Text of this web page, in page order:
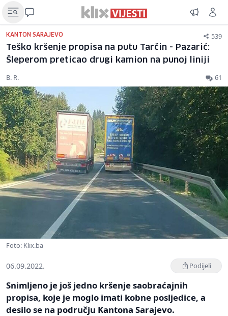
KANTON SARAJEVO 539
Teško kršenje propisa na putu Tarčin - Pazarić:
Šleperom preticao drugi kamion na punoj liniji
B. R. 61
Foto: Klix.ba
06.09.2022. Podijeli
Snimljeno je još jedno kršenje saobraćajnih
propisa, koje je moglo imati kobne posljedice, a
desilo se na području Kantona Sarajevo.